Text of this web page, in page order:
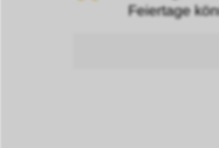
Feiertage